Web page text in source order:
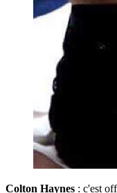
Colton Haynes : c'est